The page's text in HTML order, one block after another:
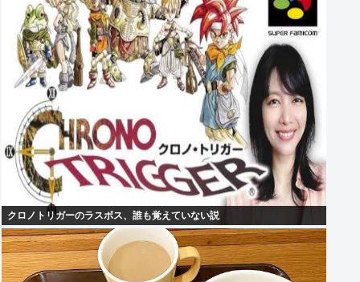
クロノトリガーのラスボス、誰も覚えていない説